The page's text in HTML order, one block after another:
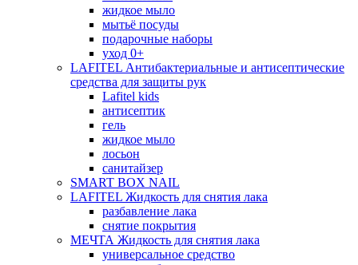
жидкое мыло
мытьё посуды
подарочные наборы
уход 0+
LAFITEL Антибактериальные и антисептические
средства для защиты рук
Lafitel kids
антисептик
гель
жидкое мыло
лосьон
санитайзер
SMART BOX NAIL
LAFITEL Жидкость для снятия лака
разбавление лака
снятие покрытия
МЕЧТА Жидкость для снятия лака
универсальное средство